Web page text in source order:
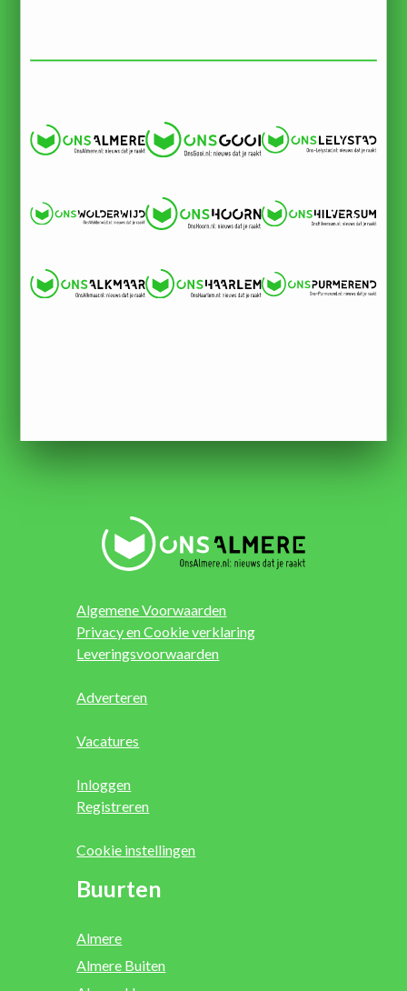
Algemene Voorwaarden
Privacy en Cookie verklaring
Leveringsvoorwaarden
Adverteren
Vacatures
Inloggen
Registreren
Cookie instellingen
Buurten
Almere
Almere Buiten